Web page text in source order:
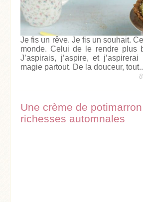
Je fis un rêve. Je fis un souhait.
monde. Celui de le rendre plus
J’aspirais, j’aspire, et
magie partout. De la douceur,
Une crème de
richesses automnales